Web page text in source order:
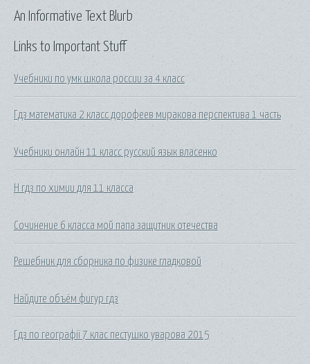
Links to Important Stuff
Учебники по умк школа россии за 4 класс
Гдз математика 2 класс дорофеев миракова перспектива 1 часть
Учебники онлайн 11 класс русский язык власенко
H гдз по химии для 11 класса
Сочинение 6 класса мой папа защитник отечества
Решебник для сборника по физике гладковой
Найдите объём фигур гдз
Гдз по географії 7 клас пестушко уварова 2015
An Informative Text Blurb